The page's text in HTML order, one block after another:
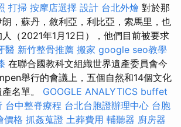
打掃 按摩店選擇 設計 台北外燴 對於那
，蘇丹，敘利亞，利比亞，索馬里，也
（2021年1月12日），他們目前被要求
醫 新竹整骨推薦 搬家 google seo教學
在聯合國教科文組織世界遺產委員會今
舉行的會議上，五個自然和14個文化
名單。 GOOGLE ANALYTICS buffet
台中整脊療程 台北台胞證辦理中心 台胞
價格 抓姦蒐證 土葬費用 輔聽器 廚房器